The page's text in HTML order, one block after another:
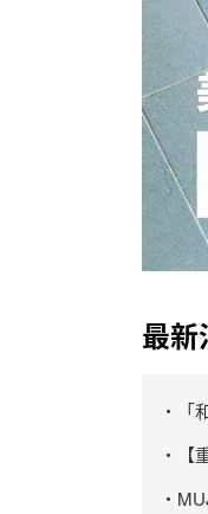
最新
・「
・【
・